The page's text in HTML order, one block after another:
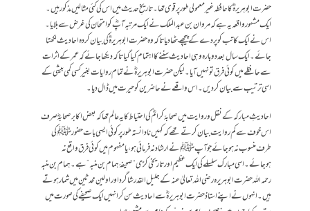
حضرت ابو ہریرہؓ کا حافظہ غیر معمولی طور پر قوی تھا۔ تاریخِ حدیث میں اس کی کئی مثالیں مذکور ہیں۔
ایک مشہور واقعہ یہ ہے کہ مروان بن عبدالملک نے ایک مرتبہ آپؓ کو امتحان کی غرض سے بلایا۔
اس نے ایک کاتب کو پردے کے پیچھے بٹھا دیا تاکہ وہ حضرت ابو ہریرہؓ کی بیان کردہ احادیث لکھتا
جائے۔ ایک سال بعد دوبارہ وہی احادیث سننے کا اہتمام کیا گیا تاکہ دیکھا جائے کہ عمر کے اثرات
سے حافظے میں کوئی فرق تو نہیں آیا۔ لیکن حضرت ابو ہریرہؓ نے تمام روایات بغیر کسی کمی بیشی کے
اسی ترتیب سے بیان کردیں۔ اس واقعے نے حاضرین کو حیرت میں ڈال دیا۔
احادیثِ مبارکہ کے نقل و روایت میں صحابۂ کرامؓ کی احتیاط کا یہ عالم تھا کہ بعض اکابر صحابہؓ صرف
اس خوف سے کم روایت بیان کرتے تھے کہ کہیں نادانستہ طور پر کوئی ایسی بات حضور ﷺ کی
طرف منسوب نہ ہوجائے جو آپ ﷺ نے ارشاد نہ فرمائی ہو، یا مفہوم میں کوئی فرق واقع نہ
ہوجائے۔ اسی مبارک سلسلے کی ایک عظیم اور تاریخی کڑی “صحیفۂ ہمام بن منبہ” ہے۔ ہمام بن منبہ
رحمہ اللہ حضرت ابو ہریرہ رضی اللہ تعالیٰ عنہ کے جلیل القدر شاگرد اور اولین محدثین میں شمار ہوتے
ہیں۔ انہوں نے اپنے استاذ حضرت ابو ہریرہؓ سے احادیث سن کر انہیں ایک صحیفے کی صورت میں